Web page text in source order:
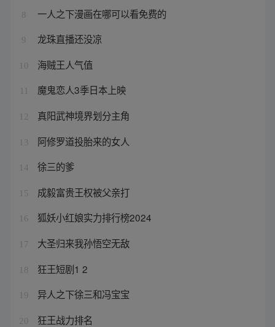
8 一人之下漫画在哪可以看免费的
9 龙珠直播还没凉
10 海贼王人气值
魔鬼恋人3季日本上映
12 真阳武神境界划分主角
13 阿修罗道投胎来的女人
14 徐三的爹
15 成毅富贵王权被父亲打
16 狐妖小红娘实力排行榜2024
17 大圣归来我孙悟空无敌
18 狂王短剧1 2
19 异人之下徐三和冯宝宝
20 狂王战力排名